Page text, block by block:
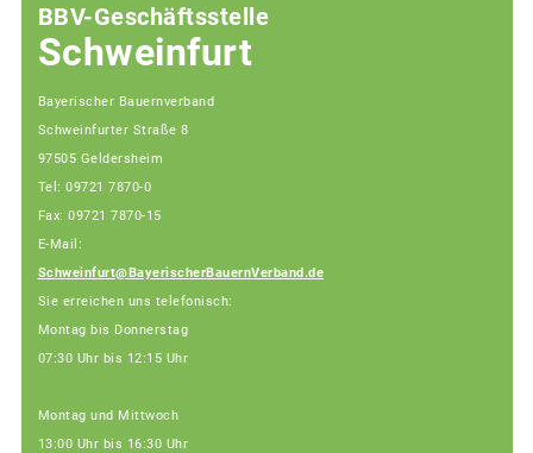
BBV-Geschäftsstelle
Schweinfurt
Bayerischer Bauernverband
Schweinfurter Straße 8
97505 Geldersheim
Tel: 09721 7870-0
Fax: 09721 7870-15
E-Mail:
Schweinfurt@BayerischerBauernVerband.de
Sie erreichen uns telefonisch:
Montag bis Donnerstag
07:30 Uhr bis 12:15 Uhr
Montag und Mittwoch
13:00 Uhr bis 16:30 Uhr